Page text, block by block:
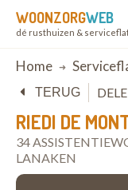
WOONZORGWEB
dé rusthuizen &
Breadcrumb
Home
RIEDI DE
34
LANAKEN
TERUG